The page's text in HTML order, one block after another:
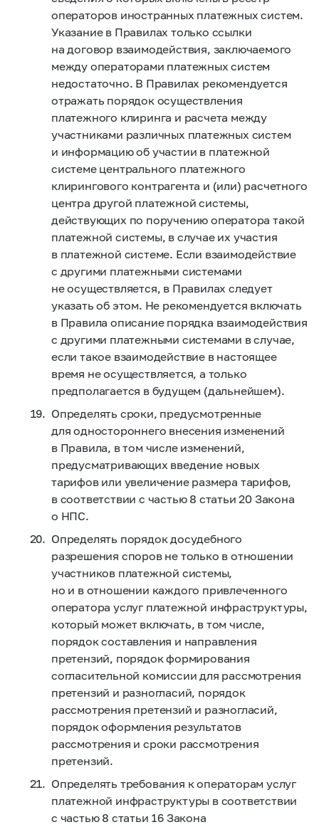
операторов иностранных платежных систем.
Указание в Правилах только ссылки
на договор взаимодействия, заключаемого
между операторами платежных систем
недостаточно. В Правилах рекомендуется
отражать порядок осуществления
платежного клиринга и расчета между
участниками различных платежных систем
и информацию об участии в платежной
системе центрального платежного
клирингового контрагента и (или) расчетного
центра другой платежной системы,
действующих по поручению оператора такой
платежной системы, в случае их участия
в платежной системе. Если взаимодействие
с другими платежными системами
не осуществляется, в Правилах следует
указать об этом. Не рекомендуется включать
в Правила описание порядка взаимодействия
с другими платежными системами в случае,
если такое взаимодействие в настоящее
время не осуществляется, а только
предполагается в будущем (дальнейшем).
Определять сроки, предусмотренные
для одностороннего внесения изменений
в Правила, в том числе изменений,
предусматривающих введение новых
тарифов или увеличение размера тарифов,
в соответствии с частью 8 статьи 20 Закона
о НПС.
Определять порядок досудебного
разрешения споров не только в отношении
участников платежной системы,
но и в отношении каждого привлеченного
оператора услуг платежной инфраструктуры,
который может включать, в том числе,
порядок составления и направления
претензий, порядок формирования
согласительной комиссии для рассмотрения
претензий и разногласий, порядок
рассмотрения претензий и разногласий,
порядок оформления результатов
рассмотрения и сроки рассмотрения
претензий.
Определять требования к операторам услуг
платежной инфраструктуры в соответствии
с частью 8 статьи 16 Закона